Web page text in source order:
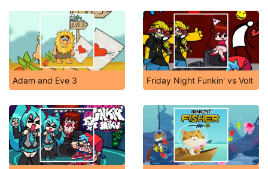
Adam and Eve 3 Friday Night Funkin' vs Volt